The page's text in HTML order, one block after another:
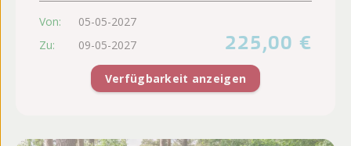
Von:
05-05-2027
Zu:
09-05-2027 225,00 €
Verfügbarkeit anzeigen